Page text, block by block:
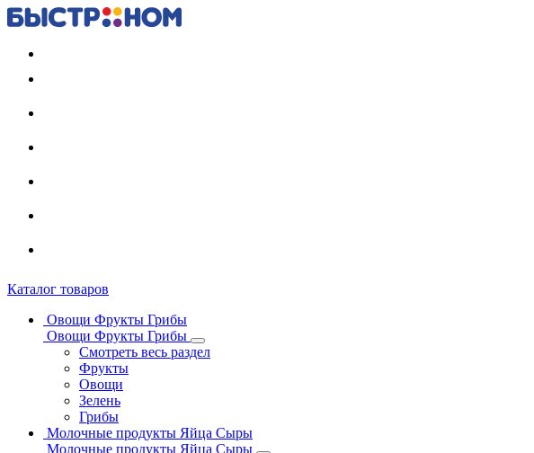
Каталог товаров
Овощи Фрукты Грибы
Овощи Фрукты Грибы
Смотреть весь раздел
Фрукты
Овощи
Зелень
Грибы
Молочные продукты Яйца Сыры
Молочные продукты Яйца Сыры